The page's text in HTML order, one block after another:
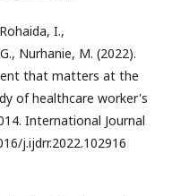
I.,
Nurhanie, M. (2022).
that matters at the
of healthcare worker's
International Journal
j.ijdrr.2022.102916